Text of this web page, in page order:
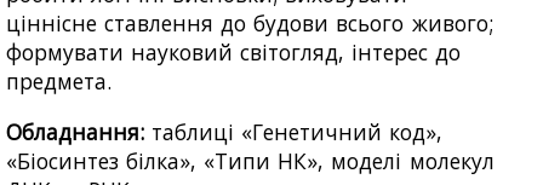
ціннісне ставлення до будови всього живого;
формувати науковий світогляд, інтерес до
предмета.
Обладнання: таблиці «Генетичний код»,
«Біосинтез білка», «Типи НК», моделі молекул